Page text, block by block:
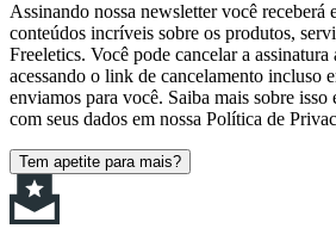
Assinando nossa newsletter você receberá
conteúdos incríveis sobre os produtos,
Freeletics. Você pode cancelar a
acessando o link de cancelamento incluso
enviamos para você. Saiba mais sobre
com seus dados em nossa Política de
Tem apetite para mais?